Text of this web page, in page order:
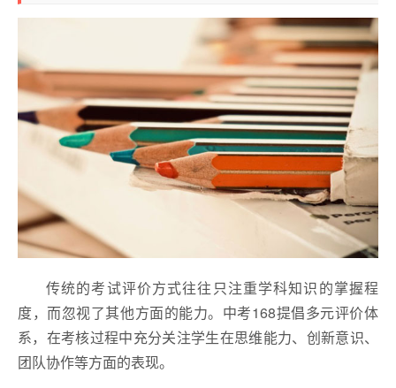
传统的考试评价方式往往只注重学科知识的掌握程
度，而忽视了其他方面的能力。中考168提倡多元评价体
系，在考核过程中充分关注学生在思维能力、创新意识、
团队协作等方面的表现。